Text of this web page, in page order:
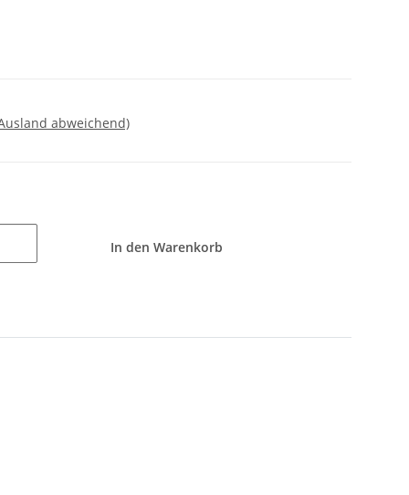
abweichend)
In den Warenkorb